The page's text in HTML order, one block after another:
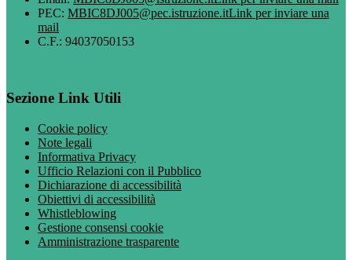
PEC: MBIC8DJ005@pec.istruzione.itLink per inviare una
mail
C.F.: 94037050153
Sezione Link Utili
Cookie policy
Note legali
Informativa Privacy
Ufficio Relazioni con il Pubblico
Dichiarazione di accessibilità
Obiettivi di accessibilità
Whistleblowing
Gestione consensi cookie
Amministrazione trasparente